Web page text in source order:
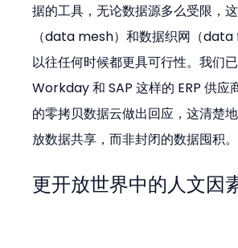
据的工具，无论数据源多么受限，
（data mesh）和数据织网（
以往任何时候都更具可行性。我们
Workday 和 SAP 这样的 ERP 供应
的零拷贝数据云做出回应，这清楚
放数据共享，而非封闭的数据囤积。
更开放世界中的人文因